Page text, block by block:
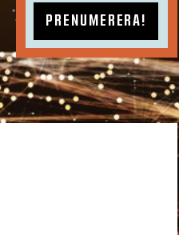
PRENUMERERA!